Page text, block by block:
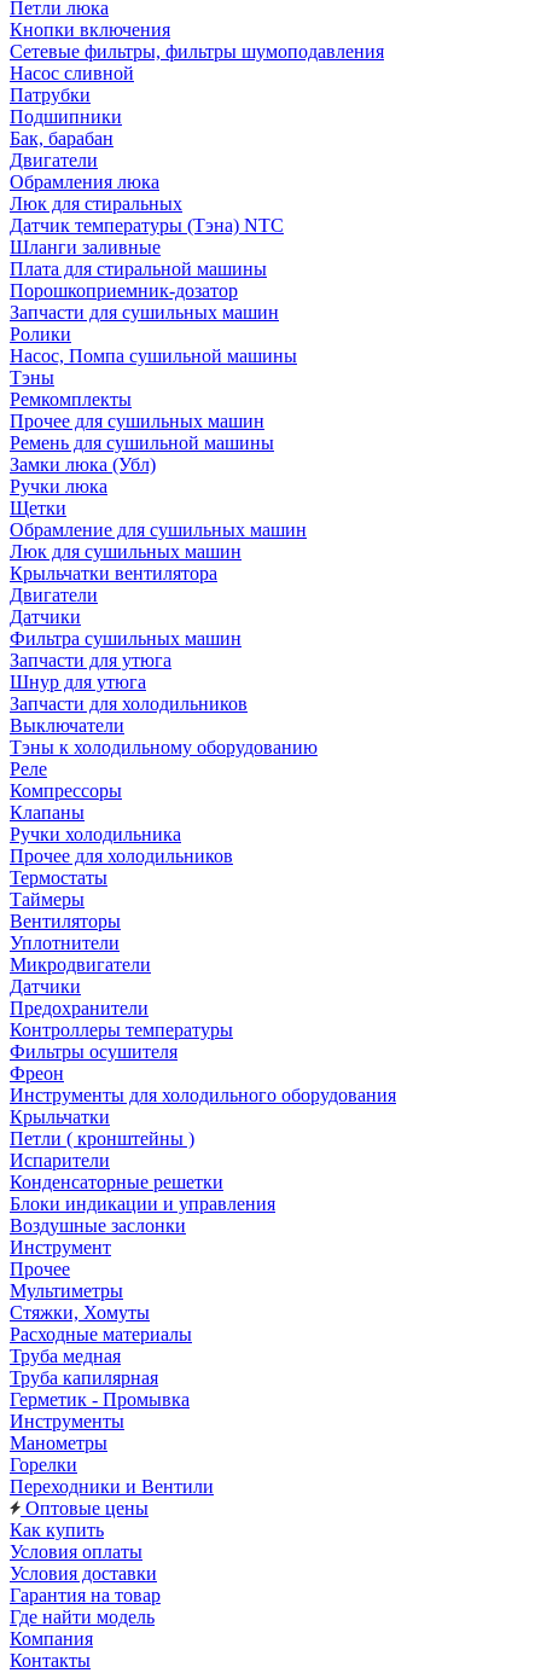
Петли люка
Кнопки включения
Сетевые фильтры, фильтры шумоподавления
Насос сливной
Патрубки
Подшипники
Бак, барабан
Двигатели
Обрамления люка
Люк для стиральных
Датчик температуры (Тэна) NTC
Шланги заливные
Плата для стиральной машины
Порошкоприемник-дозатор
Запчасти для сушильных машин
Ролики
Насос, Помпа сушильной машины
Тэны
Ремкомплекты
Прочее для сушильных машин
Ремень для сушильной машины
Замки люка (Убл)
Ручки люка
Щетки
Обрамление для сушильных машин
Люк для сушильных машин
Крыльчатки вентилятора
Двигатели
Датчики
Фильтра сушильных машин
Запчасти для утюга
Шнур для утюга
Запчасти для холодильников
Выключатели
Тэны к холодильному оборудованию
Реле
Компрессоры
Клапаны
Ручки холодильника
Прочее для холодильников
Термостаты
Таймеры
Вентиляторы
Уплотнители
Микродвигатели
Датчики
Предохранители
Контроллеры температуры
Фильтры осушителя
Фреон
Инструменты для холодильного оборудования
Крыльчатки
Петли ( кронштейны )
Испарители
Конденсаторные решетки
Блоки индикации и управления
Воздушные заслонки
Инструмент
Прочее
Мультиметры
Стяжки, Хомуты
Расходные материалы
Труба медная
Труба капилярная
Герметик - Промывка
Инструменты
Манометры
Горелки
Переходники и Вентили
Оптовые цены
Как купить
Условия оплаты
Условия доставки
Гарантия на товар
Где найти модель
Компания
Контакты